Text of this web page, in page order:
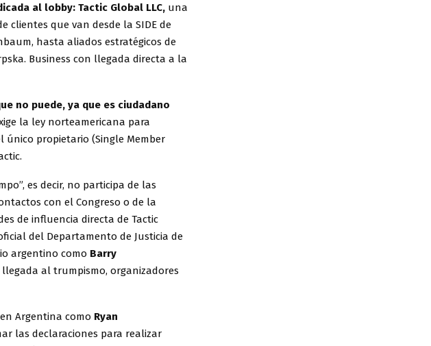
al lobby: Tactic Global LLC, una
clientes que van desde la SIDE de
hasta aliados estratégicos de
Business con llegada directa a la
no puede, ya que es ciudadano
la ley norteamericana para
único propietario (Single Member
es decir, no participa de las
con el Congreso o de la
de influencia directa de Tactic
del Departamento de Justicia de
argentino como Barry
al trumpismo, organizadores
Argentina como Ryan
las declaraciones para realizar